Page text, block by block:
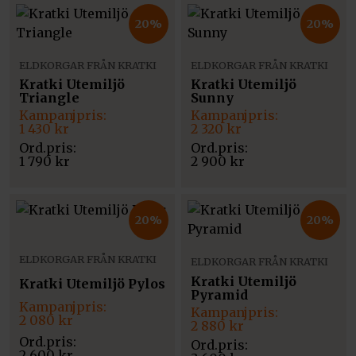
20%
ELDKORGAR FRÅN KRATKI
Kratki Utemiljö
Triangle
1 790 kr
Det
ursprungliga
priset
var:
1
1 430 kr
Det
nuvarande
priset
är:
1
20%
ELDKORGAR FRÅN KRATKI
Kratki Utemiljö
Sunny
2 900 kr
Det
ursprungliga
priset
var:
2
2 320 kr
Det
nuvarande
priset
är:
2
20%
ELDKORGAR FRÅN KRATKI
Kratki Utemiljö Pylos
Det
ursprungliga
priset
var:
2 080 kr
Det
nuvarande
priset
är:
20%
ELDKORGAR FRÅN KRATKI
Kratki Utemiljö
Pyramid
Det
ursprungliga
priset
var:
2 880 kr
Det
nuvarande
priset
är: